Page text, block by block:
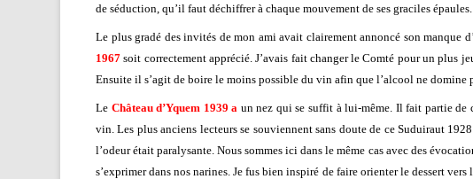
de séduction, qu’il faut déchiffrer à chaque mouvement de ses graciles
Le plus gradé des invités de mon ami avait clairement annoncé son
1967 soit correctement apprécié. J’avais fait changer le Comté pour un plus
Ensuite il s’agit de boire le moins possible du vin afin que l’alcool ne domine
Le Château d’Yquem 1939 a un nez qui se suffit à lui-même. Il fait partie de
vin. Les plus anciens lecteurs se souviennent sans doute de ce Suduiraut
l’odeur était paralysante. Nous sommes ici dans le même cas avec des
s’exprimer dans nos narines. Je fus bien inspiré de faire orienter le dessert